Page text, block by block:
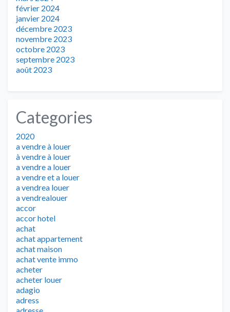
février 2024
janvier 2024
décembre 2023
novembre 2023
octobre 2023
septembre 2023
août 2023
Categories
2020
a vendre à louer
à vendre à louer
a vendre a louer
a vendre et a louer
a vendrea louer
a vendrealouer
accor
accor hotel
achat
achat appartement
achat maison
achat vente immo
acheter
acheter louer
adagio
adress